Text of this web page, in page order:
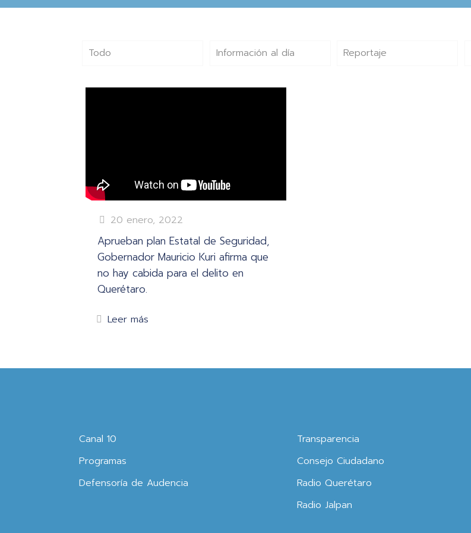
Todo Información al día Reportaje
20 enero, 2022
Aprueban plan Estatal de Seguridad,
Gobernador Mauricio Kuri afirma que
no hay cabida para el delito en
Querétaro.
Leer más
Canal 10
Programas
Defensoría de Audencia
Transparencia
Consejo Ciudadano
Radio Querétaro
Radio Jalpan